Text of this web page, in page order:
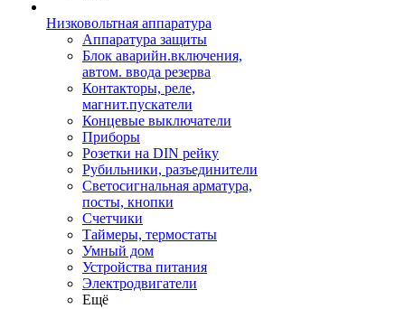
Низковольтная аппаратура
Аппаратура защиты
Блок аварийн.включения,
автом. ввода резерва
Контакторы, реле,
магнит.пускатели
Концевые выключатели
Приборы
Розетки на DIN рейку
Рубильники, разъединители
Светосигнальная арматура,
посты, кнопки
Счетчики
Таймеры, термостаты
Умный дом
Устройства питания
Электродвигатели
Ещё